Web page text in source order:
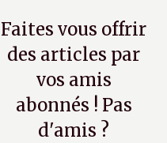
Faites vous offrir
des articles par
vos amis
abonnés ! Pas
d'amis ?